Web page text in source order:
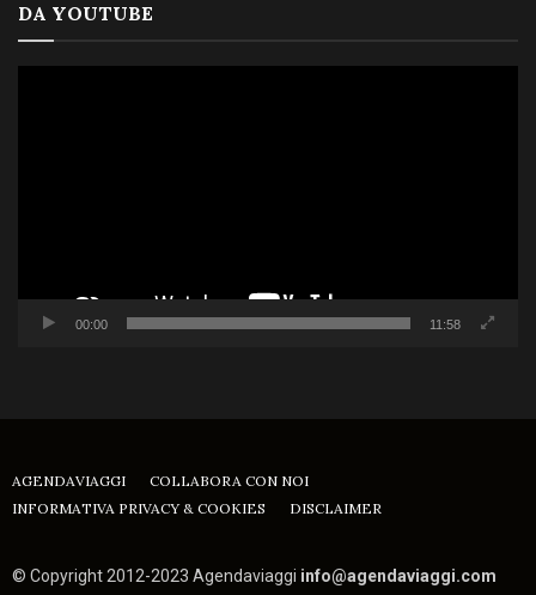
DA YOUTUBE
00:00 11:58
AGENDAVIAGGI
COLLABORA CON NOI
INFORMATIVA PRIVACY & COOKIES
DISCLAIMER
© Copyright 2012-2023 Agendaviaggi info@agendaviaggi.com